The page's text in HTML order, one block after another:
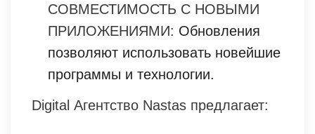
СОВМЕСТИМОСТЬ С НОВЫМИ
ПРИЛОЖЕНИЯМИ: Обновления
позволяют использовать новейшие
программы и технологии.
Digital Агентство Nastas предлагает: